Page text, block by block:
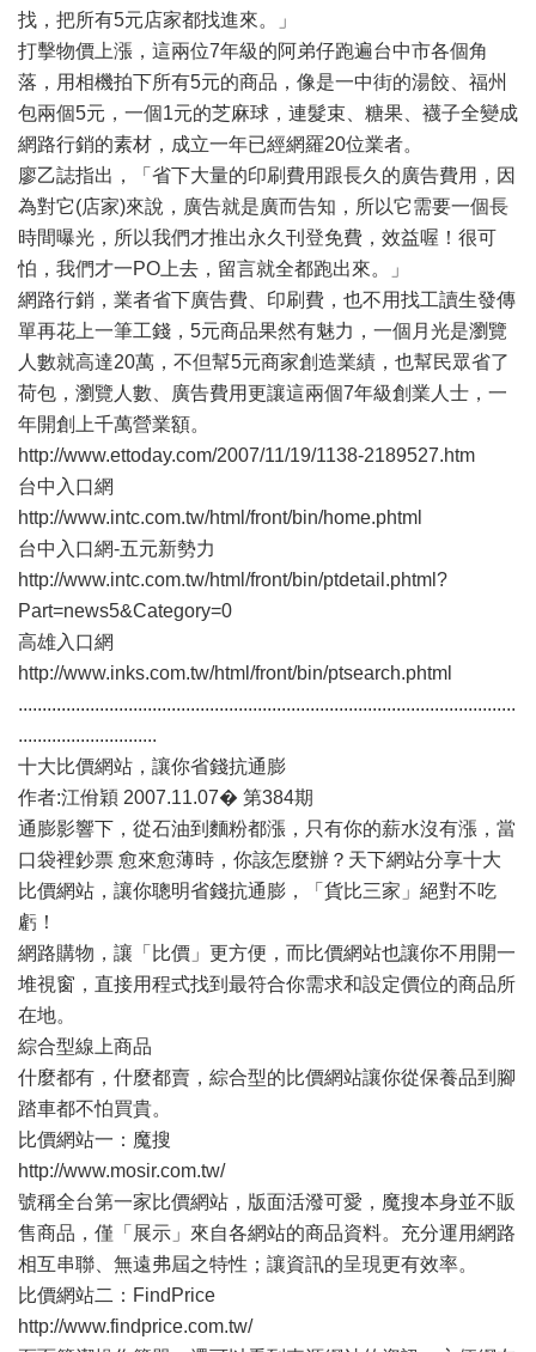
找，把所有5元店家都找進來。」
打擊物價上漲，這兩位7年級的阿弟仔跑遍台中市各個角
落，用相機拍下所有5元的商品，像是一中街的湯餃、福州
包兩個5元，一個1元的芝麻球，連髮束、糖果、襪子全變成
網路行銷的素材，成立一年已經網羅20位業者。
廖乙誌指出，「省下大量的印刷費用跟長久的廣告費用，因
為對它(店家)來說，廣告就是廣而告知，所以它需要一個長
時間曝光，所以我們才推出永久刊登免費，效益喔！很可
怕，我們才一PO上去，留言就全都跑出來。」
網路行銷，業者省下廣告費、印刷費，也不用找工讀生發傳
單再花上一筆工錢，5元商品果然有魅力，一個月光是瀏覽
人數就高達20萬，不但幫5元商家創造業績，也幫民眾省了
荷包，瀏覽人數、廣告費用更讓這兩個7年級創業人士，一
年開創上千萬營業額。
http://www.ettoday.com/2007/11/19/1138-2189527.htm
台中入口網
http://www.intc.com.tw/html/front/bin/home.phtml
台中入口網-五元新勢力
http://www.intc.com.tw/html/front/bin/ptdetail.phtml?
Part=news5&Category=0
高雄入口網
http://www.inks.com.tw/html/front/bin/ptsearch.phtml
........................................................................................................
.............................
十大比價網站，讓你省錢抗通膨
作者:江佾穎 2007.11.07� 第384期
通膨影響下，從石油到麵粉都漲，只有你的薪水沒有漲，當
口袋裡鈔票 愈來愈薄時，你該怎麼辦？天下網站分享十大
比價網站，讓你聰明省錢抗通膨，「貨比三家」絕對不吃
虧！
網路購物，讓「比價」更方便，而比價網站也讓你不用開一
堆視窗，直接用程式找到最符合你需求和設定價位的商品所
在地。
綜合型線上商品
什麼都有，什麼都賣，綜合型的比價網站讓你從保養品到腳
踏車都不怕買貴。
比價網站一：魔搜
http://www.mosir.com.tw/
號稱全台第一家比價網站，版面活潑可愛，魔搜本身並不販
售商品，僅「展示」來自各網站的商品資料。充分運用網路
相互串聯、無遠弗屆之特性；讓資訊的呈現更有效率。
比價網站二：FindPrice
http://www.findprice.com.tw/